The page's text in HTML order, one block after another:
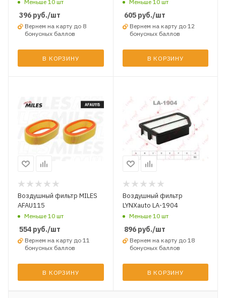
Меньше 10 шт
396 руб./шт
Вернем на карту до 8
бонусных баллов
В КОРЗИНУ
Меньше 10 шт
605руб./шт
Вернем на карту до 12
бонусных баллов
В КОРЗИНУ
Воздушный фильтр MILES
AFAU115
Меньше 10 шт
554 руб./шт
Вернем на карту до 11
бонусных баллов
В КОРЗИНУ
Воздушный фильтр
LYNXauto LA-1904
Меньше 10 шт
896руб./шт
Вернем на карту до 18
бонусных баллов
В КОРЗИНУ